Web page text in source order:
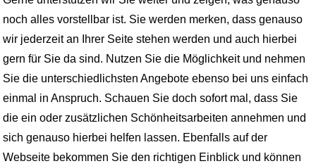
noch alles vorstellbar ist. Sie werden merken, dass genauso
wir jederzeit an Ihrer Seite stehen werden und auch hierbei
gern für Sie da sind. Nutzen Sie die Möglichkeit und nehmen
Sie die unterschiedlichsten Angebote ebenso bei uns einfach
einmal in Anspruch. Schauen Sie doch sofort mal, dass Sie
die ein oder zusätzlichen Schönheitsarbeiten annehmen und
sich genauso hierbei helfen lassen. Ebenfalls auf der
Webseite bekommen Sie den richtigen Einblick und können